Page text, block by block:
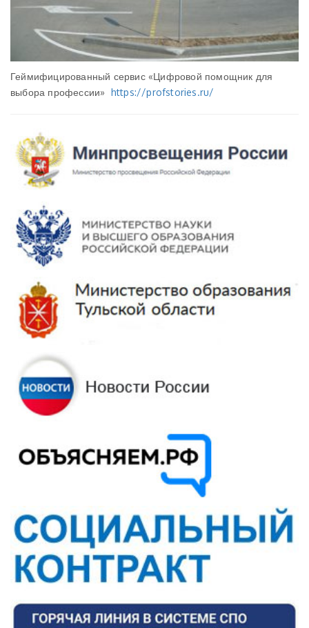
Геймифицированный сервис «Цифровой помощник для
выбора профессии» https://profstories.ru/